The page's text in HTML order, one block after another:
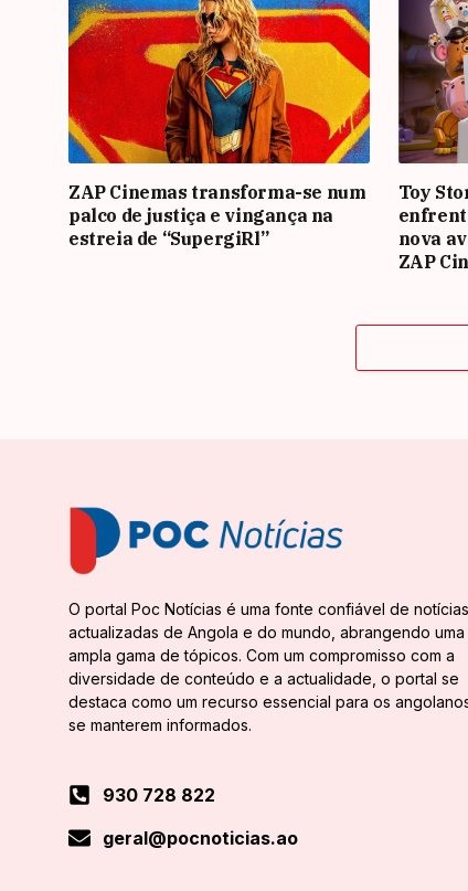
ZAP Cinemas transforma-se num
palco de justiça e vingança na
estreia de “SupergiRl”
Toy
nova
ZAP
O portal Poc Notícias é uma fonte confiável de notícias
actualizadas de Angola e do mundo, abrangendo uma
ampla gama de tópicos. Com um compromisso com a
diversidade de conteúdo e a actualidade, o portal se
destaca como um recurso essencial para os
se manterem informados.
930 728 822
geral@pocnoticias.ao